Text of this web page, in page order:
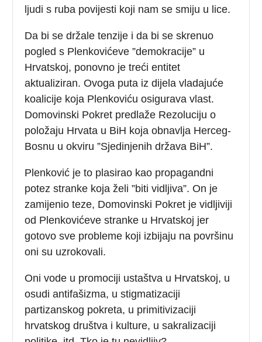
ljudi s ruba povijesti koji nam se smiju u lice.
Da bi se držale tenzije i da bi se skrenuo
pogled s Plenkovićeve ”demokracije” u
Hrvatskoj, ponovno je treći entitet
aktualiziran. Ovoga puta iz dijela vladajuće
koalicije koja Plenkoviću osigurava vlast.
Domovinski Pokret predlaže Rezoluciju o
položaju Hrvata u BiH koja obnavlja Herceg-
Bosnu u okviru ”Sjedinjenih država BiH”.
Plenković je to plasirao kao propagandni
potez stranke koja želi ”biti vidljiva”. On je
zamijenio teze, Domovinski Pokret je vidljiviji
od Plenkovićeve stranke u Hrvatskoj jer
gotovo sve probleme koji izbijaju na površinu
oni su uzrokovali.
Oni vode u promociji ustaštva u Hrvatskoj, u
osudi antifašizma, u stigmatizaciji
partizanskog pokreta, u primitivizaciji
hrvatskog društva i kulture, u sakralizaciji